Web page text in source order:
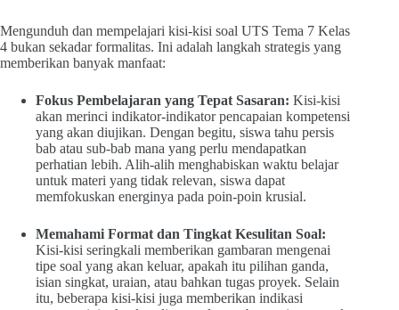
Mengunduh dan mempelajari kisi-kisi soal UTS Tema 7 Kelas
4 bukan sekadar formalitas. Ini adalah langkah strategis yang
memberikan banyak manfaat:
Fokus Pembelajaran yang Tepat Sasaran: Kisi-kisi
akan merinci indikator-indikator pencapaian kompetensi
yang akan diujikan. Dengan begitu, siswa tahu persis
bab atau sub-bab mana yang perlu mendapatkan
perhatian lebih. Alih-alih menghabiskan waktu belajar
untuk materi yang tidak relevan, siswa dapat
memfokuskan energinya pada poin-poin krusial.
Memahami Format dan Tingkat Kesulitan Soal:
Kisi-kisi seringkali memberikan gambaran mengenai
tipe soal yang akan keluar, apakah itu pilihan ganda,
isian singkat, uraian, atau bahkan tugas proyek. Selain
itu, beberapa kisi-kisi juga memberikan indikasi